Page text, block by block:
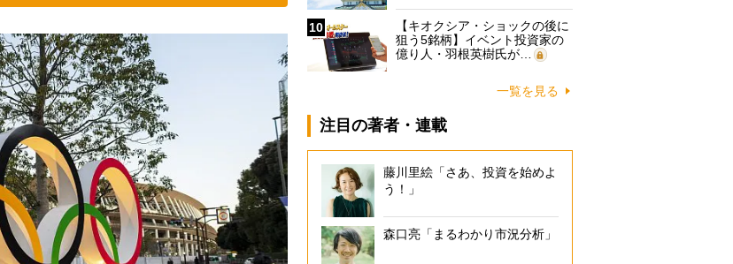
10
【キオクシア・ショックの後に
狙う5銘柄】イベント投資家の
億り人・羽根英樹氏が…
一覧を見る
注目の著者・連載
藤川里絵「さあ、投資を始めよ
う！」
森口亮「まるわかり市況分析」